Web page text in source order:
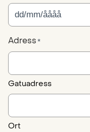
Adress*
Gatuadress
Ort